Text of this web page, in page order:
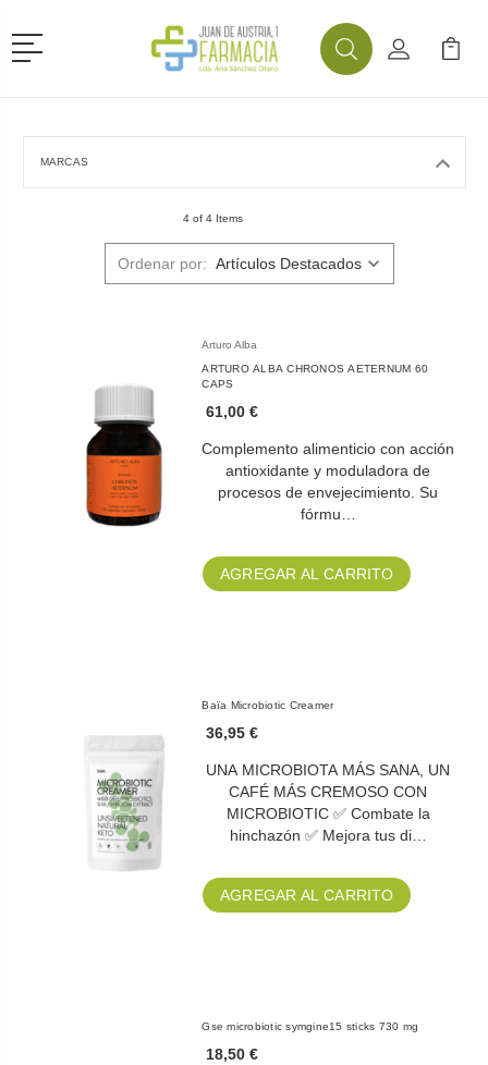
Menú
BuscarMi Cuenta
Mi
MARCAS
4 of 4 Items
Ordenar por:
Arturo Alba
ARTURO ALBA CHRONOS AETERNUM 60
CAPS
61,00 €
Complemento alimenticio con acción
antioxidante y moduladora de
procesos de envejecimiento. Su
fórmu…
AGREGAR AL CARRITO
Baïa Microbiotic Creamer
36,95 €
UNA MICROBIOTA MÁS SANA, UN
CAFÉ MÁS CREMOSO CON
MICROBIOTIC ✅ Combate la
hinchazón ✅ Mejora tus di…
AGREGAR AL CARRITO
Gse microbiotic symgine15 sticks 730 mg
18,50 €